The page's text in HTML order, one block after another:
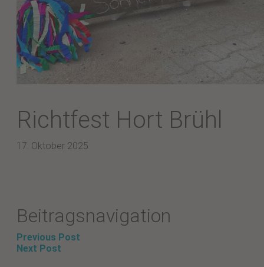
Richtfest Hort Brühl
17. Oktober 2025
Beitragsnavigation
Previous Post
Next Post